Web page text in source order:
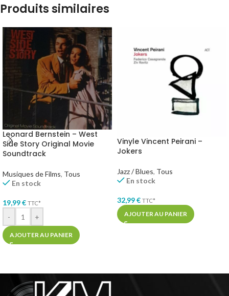
Produits similaires
Leonard Bernstein – West
Side Story Original Movie
Soundtrack
Musiques de Films, Tous
En stock
19,99€ TTC*
- +
AJOUTER AU PANIER
Vinyle Vincent Peirani –
Jokers
Jazz / Blues, Tous
En stock
32,99€ TTC*
AJOUTER AU PANIER